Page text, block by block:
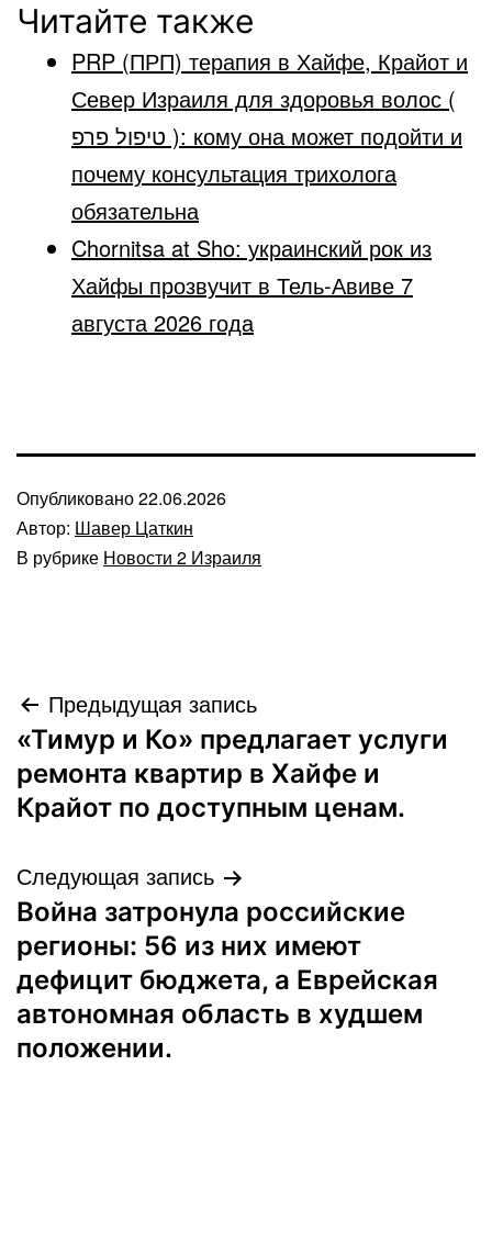
Читайте также
PRP (ПРП) терапия в Хайфе, Крайот и
Север Израиля для здоровья волос (
טיפול פרפ ): кому она может подойти и
почему консультация трихолога
обязательна
Chornitsa at Sho: украинский рок из
Хайфы прозвучит в Тель-Авиве 7
августа 2026 года
Опубликовано22.06.2026
Автор: Шавер Цаткин
В рубрике Новости 2 Израиля
Навигация
по
записям
Предыдущая запись
«Тимур и Ко» предлагает услуги
ремонта квартир в Хайфе и
Крайот по доступным ценам.
Следующая запись
Война затронула российские
регионы: 56 из них имеют
дефицит бюджета, а Еврейская
автономная область в худшем
положении.